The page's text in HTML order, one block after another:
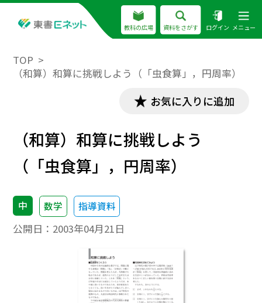
教科の広場 資料をさがす ログイン メニュー
TOP
（和算）和算に挑戦しよう（「虫食算」，円周率）
お気に入りに追加
（和算）和算に挑戦しよう
（「虫食算」，円周率）
中 数学 指導資料
公開日： 2003年04月21日